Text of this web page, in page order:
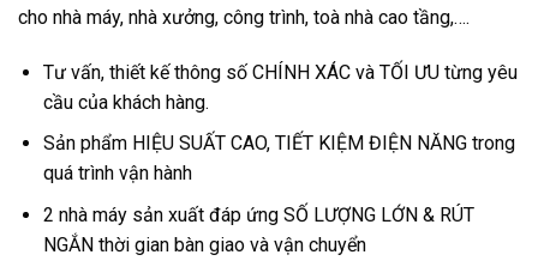
cho nhà máy, nhà xưởng, công trình, toà nhà cao tầng,….
Tư vấn, thiết kế thông số CHÍNH XÁC và TỐI ƯU từng yêu
cầu của khách hàng.
Sản phẩm HIỆU SUẤT CAO, TIẾT KIỆM ĐIỆN NĂNG trong
quá trình vận hành
2 nhà máy sản xuất đáp ứng SỐ LƯỢNG LỚN & RÚT
NGẮN thời gian bàn giao và vận chuyển